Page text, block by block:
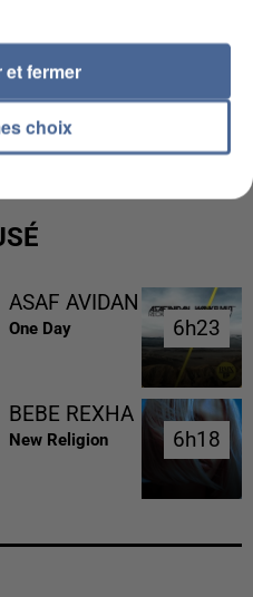
DE LA DZ
ASAF AVIDAN
One Day 6h23
6h23
BEBE REXHA
New Religion 6h18
6h18
choix
et fermer